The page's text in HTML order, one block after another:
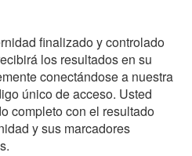
finalizado y controlado
los resultados en su
conectándose a nuestra
único de acceso. Usted
completo con el resultado
y sus marcadores